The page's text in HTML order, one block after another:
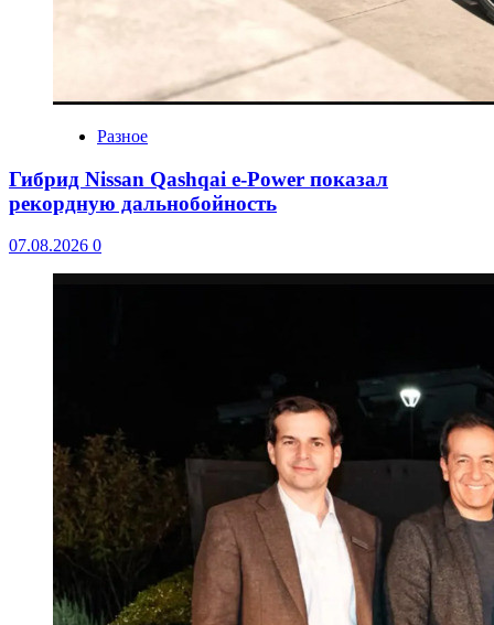
Разное
Гибрид Nissan Qashqai e-Power показал
рекордную дальнобойность
07.08.2026 0